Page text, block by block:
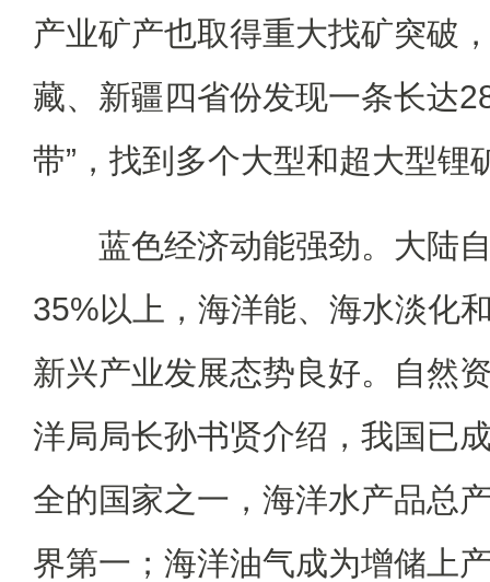
产业矿产也取得重大找矿突破
藏、新疆四省份发现一条长达
带”，找到多个大型和超大型锂
蓝色经济动能强劲。大陆自
35%以上，海洋能、海水淡化
新兴产业发展态势良好。自然
洋局局长孙书贤介绍，我国已
全的国家之一，海洋水产品总
界第一；海洋油气成为增储上